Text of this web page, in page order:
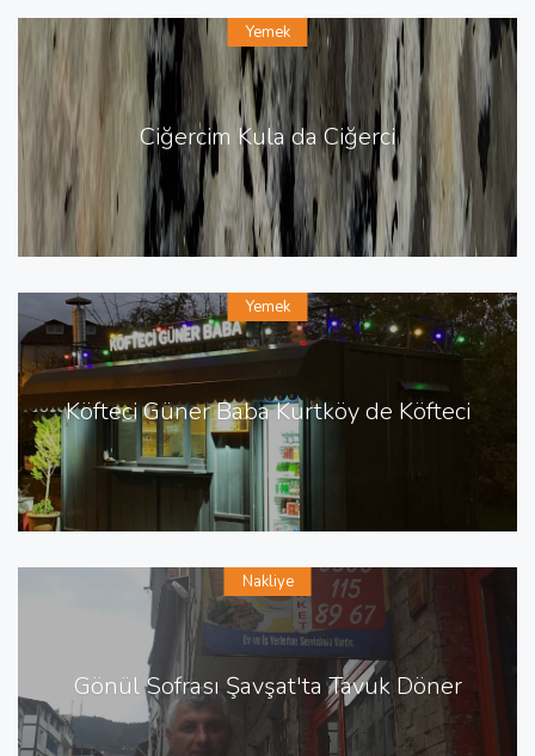
Ciğercim Kula da Ciğerci
Yemek
Köfteci Güner Baba Kurtköy de Köfteci
Yemek
Gönül Sofrası Şavşat'ta Tavuk Döner
Nakliye